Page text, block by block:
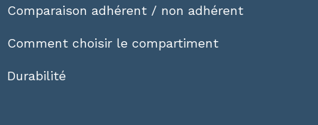
Comparaison adhérent / non adhérent
Comment choisir le compartiment
Durabilité